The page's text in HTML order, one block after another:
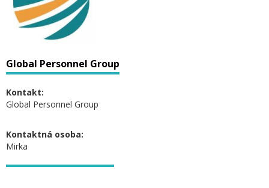
Global Personnel Group
Kontakt:
Global Personnel Group
Kontaktná osoba:
Mirka